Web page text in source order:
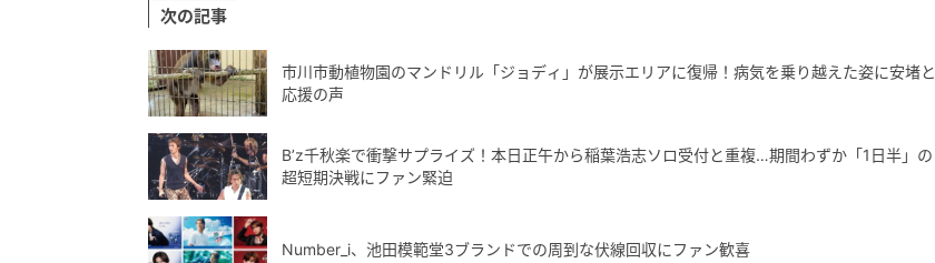
次の記事
市川市動植物園のマンドリル「ジョディ」が展示エリアに復帰！病気を乗り越えた姿に安堵と
応援の声
B’z千秋楽で衝撃サプライズ！本日正午から稲葉浩志ソロ受付と重複…期間わずか「1日半」の
超短期決戦にファン緊迫
Number_i、池田模範堂3ブランドでの周到な伏線回収にファン歓喜